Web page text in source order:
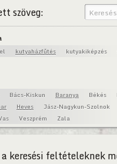
szöveg:
kutyaházfűtés kutyakiképzés
Bács-Kiskun Baranya Békés
Heves Jász-Nagykun-Szolnok
Veszprém Zala
keresési feltételeknek